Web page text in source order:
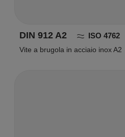
DIN 912 A2 ISO 4762
Vite a brugola in acciaio inox A2